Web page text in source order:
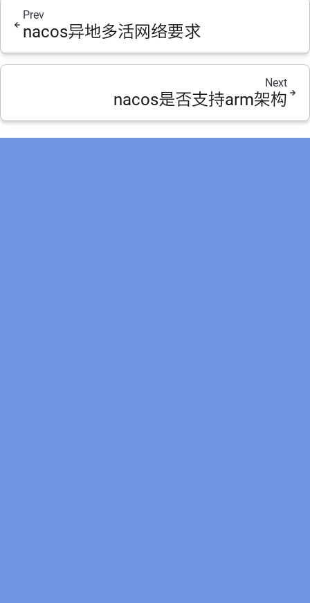
Prev
nacos异地多活网络要求
Next
nacos是否支持arm架构